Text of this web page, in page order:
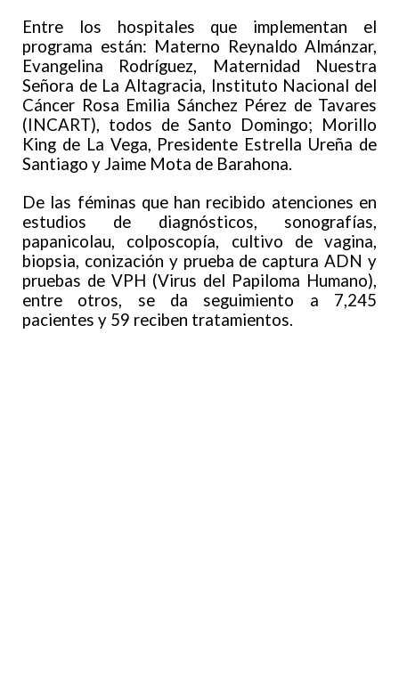
Entre los hospitales que implementan el
programa están: Materno Reynaldo Almánzar,
Evangelina Rodríguez, Maternidad Nuestra
Señora de La Altagracia, Instituto Nacional del
Cáncer Rosa Emilia Sánchez Pérez de Tavares
(INCART), todos de Santo Domingo; Morillo
King de La Vega, Presidente Estrella Ureña de
Santiago y Jaime Mota de Barahona.
De las féminas que han recibido atenciones en
estudios de diagnósticos, sonografías,
papanicolau, colposcopía, cultivo de vagina,
biopsia, conización y prueba de captura ADN y
pruebas de VPH (Virus del Papiloma Humano),
entre otros, se da seguimiento a 7,245
pacientes y 59 reciben tratamientos.